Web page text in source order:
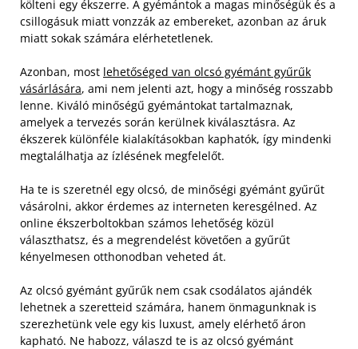
költeni egy ékszerre. A gyémántok a magas minőségük és a
csillogásuk miatt vonzzák az embereket, azonban az áruk
miatt sokak számára elérhetetlenek.
Azonban, most lehetőséged van olcsó gyémánt gyűrűk
vásárlására, ami nem jelenti azt, hogy a minőség rosszabb
lenne. Kiváló minőségű gyémántokat tartalmaznak,
amelyek a tervezés során kerülnek kiválasztásra. Az
ékszerek különféle kialakításokban kaphatók, így mindenki
megtalálhatja az ízlésének megfelelőt.
Ha te is szeretnél egy olcsó, de minőségi gyémánt gyűrűt
vásárolni, akkor érdemes az interneten keresgélned. Az
online ékszerboltokban számos lehetőség közül
választhatsz, és a megrendelést követően a gyűrűt
kényelmesen otthonodban veheted át.
Az olcsó gyémánt gyűrűk nem csak csodálatos ajándék
lehetnek a szeretteid számára, hanem önmagunknak is
szerezhetünk vele egy kis luxust, amely elérhető áron
kapható. Ne habozz, válaszd te is az olcsó gyémánt